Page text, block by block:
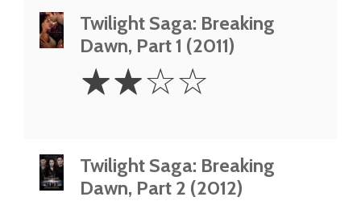
Twilight Saga: Breaking
Dawn, Part 1 (2011)
Stars
☆☆☆☆
Twilight Saga: Breaking
Dawn, Part 2 (2012)